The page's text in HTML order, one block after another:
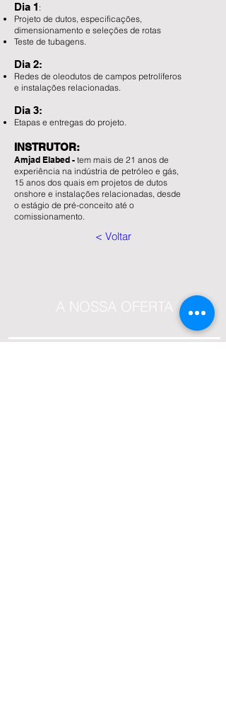
Dia 1 :
Projeto de dutos, especificações,
dimensionamento e seleções de rotas
Teste de tubagens.
Dia 2:
Redes de oleodutos de campos petrolíferos
e instalações relacionadas.
Dia 3:
Etapas e entregas do projeto.
INSTRUTOR:
Amjad Elabed - tem mais de 21 anos de
experiência na indústria de petróleo e gás,
15 anos dos quais em projetos de dutos
onshore e instalações relacionadas, desde
o estágio de pré-conceito até o
comissionamento.
< Voltar
A NOSSA OFERTA